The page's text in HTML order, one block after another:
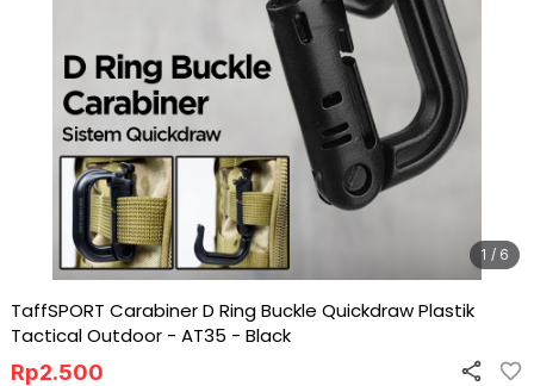
1 / 6
TaffSPORT Carabiner D Ring Buckle Quickdraw Plastik
Tactical Outdoor - AT35 - Black
Rp2.500